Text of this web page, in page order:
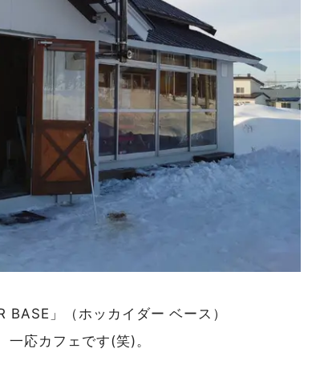
」（ホッカイダー ベース）
応カフェです(笑)。